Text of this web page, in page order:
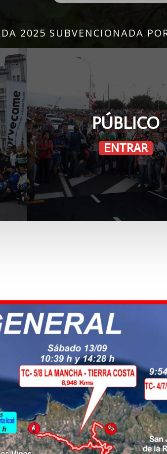
2025 SUBVENCIONADA
PÚBLICO
ENTRAR